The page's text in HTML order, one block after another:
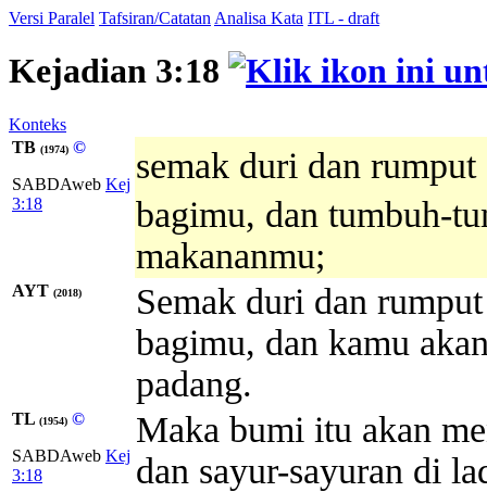
Versi Paralel Tafsiran/Catatan Analisa Kata ITL - draft
Kejadian 3:18
Konteks
TB (1974) ©
SABDAweb Kej
3:18
semak duri dan
bagimu, dan tumbuh-
makananmu;
AYT (2018)
Semak duri dan
bagimu, dan kamu
padang.
TL (1954) ©
SABDAweb Kej
3:18
Maka bumi itu akan
dan sayur-sayuran di